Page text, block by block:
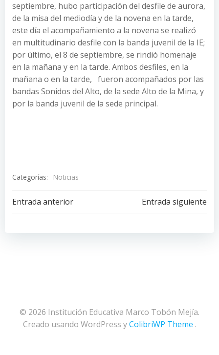
septiembre, hubo participación del desfile de aurora,
de la misa del mediodía y de la novena en la tarde,
este día el acompañamiento a la novena se realizó
en multitudinario desfile con la banda juvenil de la IE;
por último, el 8 de septiembre, se rindió homenaje
en la mañana y en la tarde. Ambos desfiles, en la
mañana o en la tarde, fueron acompañados por las
bandas Sonidos del Alto, de la sede Alto de la Mina, y
por la banda juvenil de la sede principal.
Categorías: Noticias
Navegación
de
Entrada anterior
Navegación
de
Entrada siguiente
© 2026 Institución Educativa Marco Tobón Mejía.
Creado usando WordPress yColibriWP Theme .